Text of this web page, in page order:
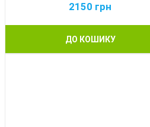
2150 грн
ДО КОШИКУ